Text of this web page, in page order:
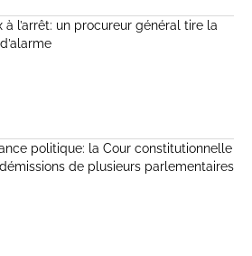
à l’arrêt: un procureur général tire la
politique: la Cour constitutionnelle
de plusieurs parlementaires